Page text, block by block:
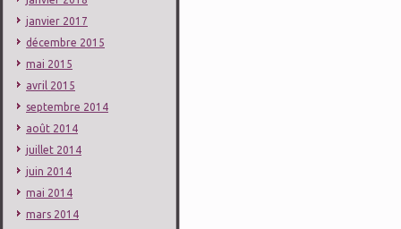
janvier 2017
décembre 2015
mai 2015
avril 2015
septembre 2014
août 2014
juillet 2014
juin 2014
mai 2014
mars 2014